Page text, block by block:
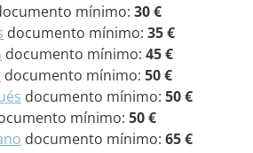
mínimo: 30 €
documento mínimo: 35 €
documento mínimo: 45 €
documento mínimo: 50 €
documento mínimo: 50 €
mínimo: 50 €
documento mínimo: 65 €